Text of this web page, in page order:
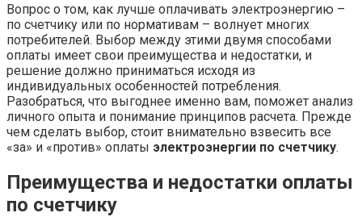
Вопрос о том, как лучше оплачивать электроэнергию –
по счетчику или по нормативам – волнует многих
потребителей. Выбор между этими двумя способами
оплаты имеет свои преимущества и недостатки, и
решение должно приниматься исходя из
индивидуальных особенностей потребления.
Разобраться, что выгоднее именно вам, поможет анализ
личного опыта и понимание принципов расчета. Прежде
чем сделать выбор, стоит внимательно взвесить все
«за» и «против» оплаты электроэнергии по счетчику.
Преимущества и недостатки оплаты
по счетчику